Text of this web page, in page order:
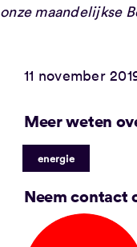
onze maandelijkse
11 november
Meer weten
energie
Neem contact